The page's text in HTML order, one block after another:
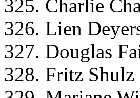
325. Charlie
326. Lien
327. Douglas
328. Fritz Shulz